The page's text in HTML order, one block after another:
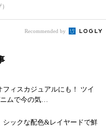
Recommended by
フィスカジュアルにも！ ツイ
ムで今の気…
シックな配色&レイヤードで鮮